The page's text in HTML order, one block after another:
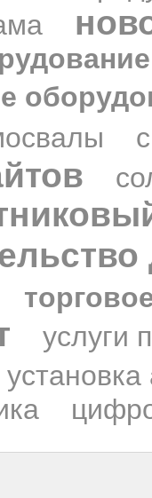
услуги
установка